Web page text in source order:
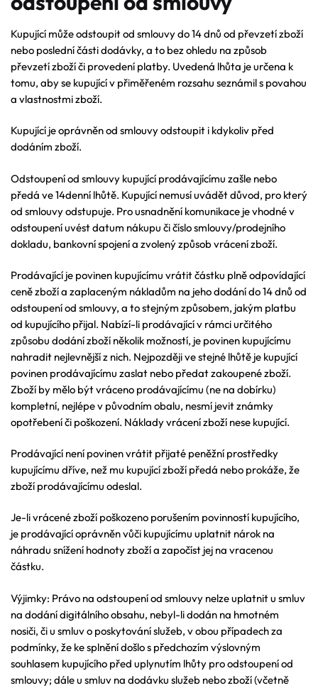
Kupující může odstoupit od smlouvy do 14 dnů od převzetí zboží
nebo poslední části dodávky, a to bez ohledu na způsob
převzetí zboží či provedení platby. Uvedená lhůta je určena k
tomu, aby se kupující v přiměřeném rozsahu seznámil s povahou
a vlastnostmi zboží.
Kupující je oprávněn od smlouvy odstoupit i kdykoliv před
dodáním zboží.
Odstoupení od smlouvy kupující prodávajícímu zašle nebo
předá ve 14denní lhůtě. Kupující nemusí uvádět důvod, pro který
od smlouvy odstupuje. Pro usnadnění komunikace je vhodné v
odstoupení uvést datum nákupu či číslo smlouvy/prodejního
dokladu, bankovní spojení a zvolený způsob vrácení zboží.
Prodávající je povinen kupujícímu vrátit částku plně odpovídající
ceně zboží a zaplaceným nákladům na jeho dodání do 14 dnů od
odstoupení od smlouvy, a to stejným způsobem, jakým platbu
od kupujícího přijal. Nabízí-li prodávající v rámci určitého
způsobu dodání zboží několik možností, je povinen kupujícímu
nahradit nejlevnější z nich. Nejpozději ve stejné lhůtě je kupující
povinen prodávajícímu zaslat nebo předat zakoupené zboží.
Zboží by mělo být vráceno prodávajícímu (ne na dobírku)
kompletní, nejlépe v původním obalu, nesmí jevit známky
opotřebení či poškození. Náklady vrácení zboží nese kupující.
Prodávající není povinen vrátit přijaté peněžní prostředky
kupujícímu dříve, než mu kupující zboží předá nebo prokáže, že
zboží prodávajícímu odeslal.
Je-li vrácené zboží poškozeno porušením povinností kupujícího,
je prodávající oprávněn vůči kupujícímu uplatnit nárok na
náhradu snížení hodnoty zboží a započíst jej na vracenou
částku.
Výjimky: Právo na odstoupení od smlouvy nelze uplatnit u smluv
na dodání digitálního obsahu, nebyl-li dodán na hmotném
nosiči, či u smluv o poskytování služeb, v obou případech za
podmínky, že ke splnění došlo s předchozím výslovným
souhlasem kupujícího před uplynutím lhůty pro odstoupení od
smlouvy; dále u smluv na dodávku služeb nebo zboží (včetně